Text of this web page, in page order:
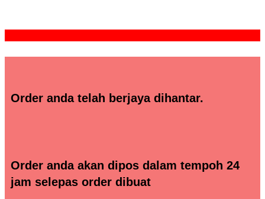
Order anda telah berjaya dihantar.
Order anda akan dipos dalam tempoh 24
jam selepas order dibuat